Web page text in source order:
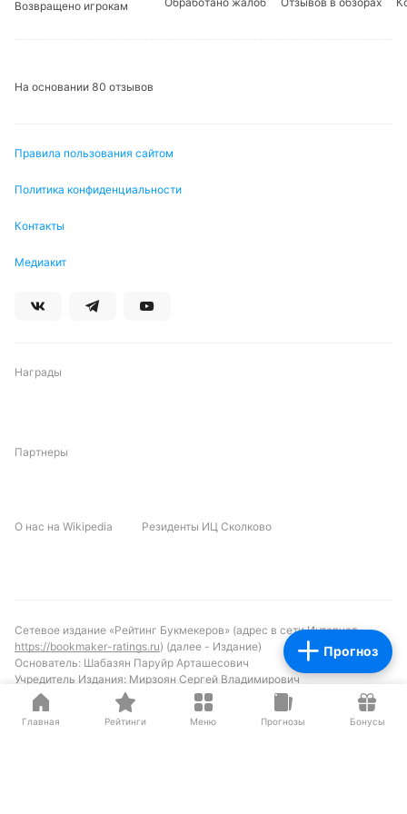
Прогноз
Главная Рейтинги Меню Прогнозы Бонусы
Возвращено игрокам
На основании 80 отзывов
Правила пользования сайтом
Политика конфиденциальности
Контакты
Медиакит
Награды
Партнеры
О нас на Wikipedia Резиденты ИЦ Сколково
Сетевое издание «Рейтинг Букмекеров» (адрес в сети Интернет -
https://bookmaker-ratings.ru) (далее - Издание)
Основатель: Шабазян Паруйр Арташесович
Учредитель Издания: Мирзоян Сергей Владимирович
Главный редактор Издания: Бодров Андрей Константинович
Адрес: Москва, ул.Бутлерова 17, офис